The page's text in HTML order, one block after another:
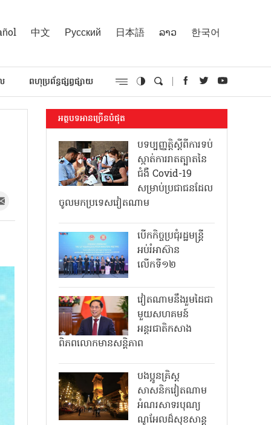
中文 Русский 日本語 ລາວ 한국어
ពហុប្រព័ន្ធផ្សព្វផ្សាយ
អត្ថបទអានច្រើនបំផុត
បទប្បញ្ញត្តិស្តីពីការទប់
ស្កាត់ការរាតត្បាតនៃ
ជំងឺ Covid-19
សម្រាប់ប្រជាជនដែល
ចូលមកប្រទេសវៀតណាម
បើកកិច្ចប្រជុំរដ្ឋមន្ត្រី
អប់រំអាស៊ាន
លើកទី១២
វៀតណាមនឹងរួមដៃជា
មួយសហគមន៍
អន្តរជាតិកសាង
ពិភពលោកមានសន្តិភាព
បងប្អូនគ្រិស្ត
សាសនិកវៀតណាម
អំណរសាទរបុណ្យ
ណូអែលដ៏សុខសាន្ត